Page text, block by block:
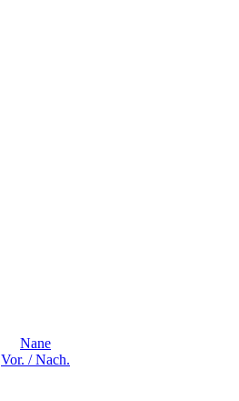
Nane
Vor. / Nach.